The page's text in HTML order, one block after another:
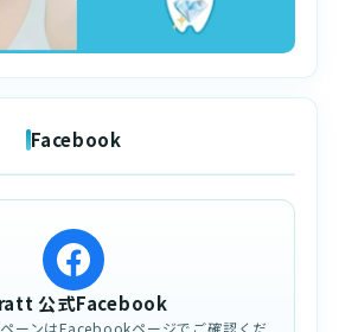
Facebook
公式Facebook
ーンはFacebookページでご確認くだ